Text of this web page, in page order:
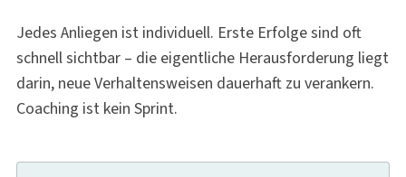
Jedes Anliegen ist individuell. Erste Erfolge sind oft
schnell sichtbar – die eigentliche Herausforderung liegt
darin, neue Verhaltensweisen dauerhaft zu verankern.
Coaching ist kein Sprint.